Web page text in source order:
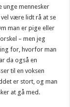
unge mennesker
være lidt rå at se
man er pige eller
– men jeg
for, hvorfor man
da også en
til en voksen
er stort, og man
at gå med.